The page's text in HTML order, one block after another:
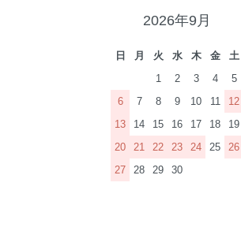
2026年9月
日 月 火 水 木 金
土
1
2 3 4
5
6
7 8 9 10 11
12
13
14 15 16 17 18
19
20
21 22 23 24 25
26
27
28 29 30